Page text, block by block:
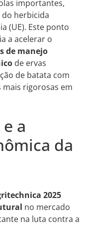
importantes,
do herbicida
(UE). Este ponto
a acelerar o
de manejo
de ervas
de batata com
rigorosas em
a
da
2025
no mercado
na luta contra a